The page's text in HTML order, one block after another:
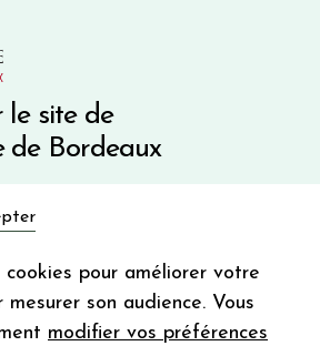
le site de
de Bordeaux
pour améliorer votre
son audience. Vous
modifier vos préférences
sur votre première commande
?
en bon d'achat